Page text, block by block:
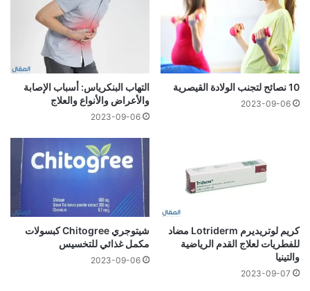
10 نصائح لتجنب الولادة القيصرية
2023-09-06
التهاب البنكرياس: أسباب الإصابة
والأعراض والأنواع والعلاج
2023-09-06
كريم لوتريديرم Lotriderm مضاد
للفطريات لعلاج القدم الرياضية
والتينيا
2023-09-07
شيتوجري Chitogree كبسولات
مكمل غذائي للتخسيس
2023-09-06